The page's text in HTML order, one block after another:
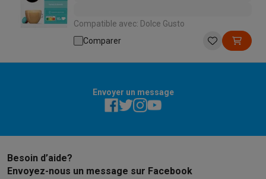
Compatible avec: Dolce Gusto
Comparer
Envoyer un message
Besoin d’aide?
Envoyez-nous un message sur Facebook